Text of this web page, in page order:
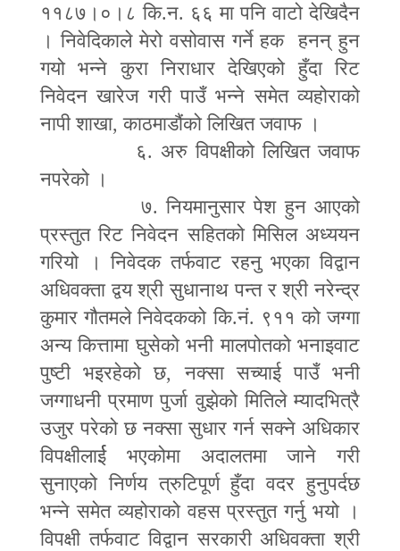
११८७।०।८ कि.न. ६६ मा पनि वाटो देखिदैन
। निवेदिकाले मेरो वसोवास गर्ने हक हनन् हुन
गयो भन्ने कुरा निराधार देखिएको हुँदा रिट
निवेदन खारेज गरी पाउँ भन्ने समेत व्यहोराको
नापी शाखा,काठमाडौंको लिखित जवाफ ।
६. अरु विपक्षीको लिखित जवाफ
नपरेको ।
७. नियमानुसार पेश हुन आएको
प्रस्तुत रिट निवेदन सहितको मिसिल अध्ययन
गरियो । निवेदक तर्फवाट रहनु भएका विद्वान
अधिवक्ता द्वय श्री सुधानाथ पन्त र श्री नरेन्द्र
कुमार गौतमले निवेदकको कि.नं. ९११ को जग्गा
अन्य कित्तामा घुसेको भनी मालपोतको भनाइवाट
पुष्टी भइरहेको छ,नक्सा सच्याई पाउँ भनी
जग्गाधनी प्रमाण पुर्जा वुझेको मितिले म्यादभित्रै
उजुर परेको छ नक्सा सुधार गर्न सक्ने अधिकार
विपक्षीलार्ई भएकोमा अदालतमा जाने गरी
सुनाएको निर्णय त्रुटिपूर्ण हुँदा वदर हुनुपर्दछ
भन्ने समेत व्यहोराको वहस प्रस्तुत गर्नु भयो ।
विपक्षी तर्फवाट विद्वान सरकारी अधिवक्ता श्री